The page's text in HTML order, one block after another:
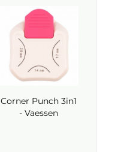
Corner Punch 3in1
- Vaessen